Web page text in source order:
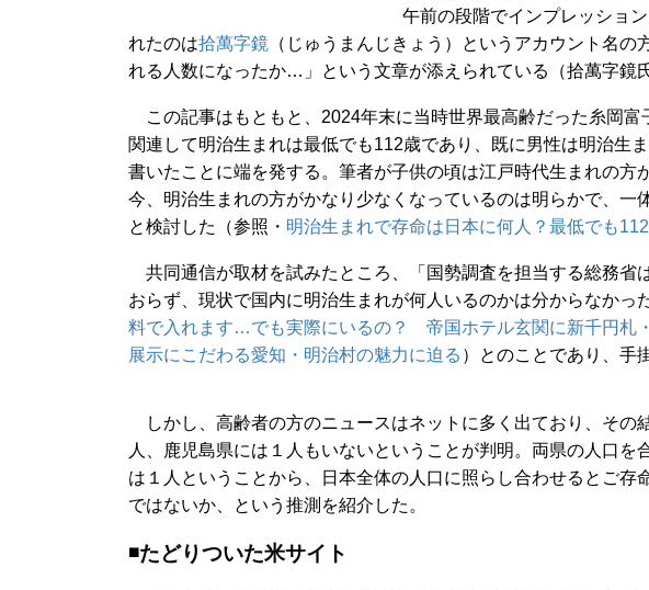
午前の段階でインプレッショ
れたのは拾萬字鏡 （じゅうまんじきょう）というアカウント名
れる人数になったか…」という文章が添えられている（拾萬字
この記事はもともと、2024年末に当時世界最高齢だった糸岡富
関連して明治生まれは最低でも112歳であり、既に男性は明治生
書いたことに端を発する。筆者が子供の頃は江戸時代生まれの方
今、明治生まれの方がかなり少なくなっているのは明らかで、一
と検討した（参照・ 明治生まれで存命は日本に何人？最低でも
共同通信が取材を試みたところ、「国勢調査を担当する総務省
おらず、現状で国内に明治生まれが何人いるのかは分からなかっ
料で入れます…でも実際にいるの？ 帝国ホテル玄関に新千円札
展示にこだわる愛知・明治村の魅力に迫る ）とのことであり、手
しかし、高齢者の方のニュースはネットに多く出ており、その
人、鹿児島県には１人もいないということが判明。両県の人口を
は１人ということから、日本全体の人口に照らし合わせるとご存
ではないか、という推測を紹介した。
◾️たどりついた米サイト